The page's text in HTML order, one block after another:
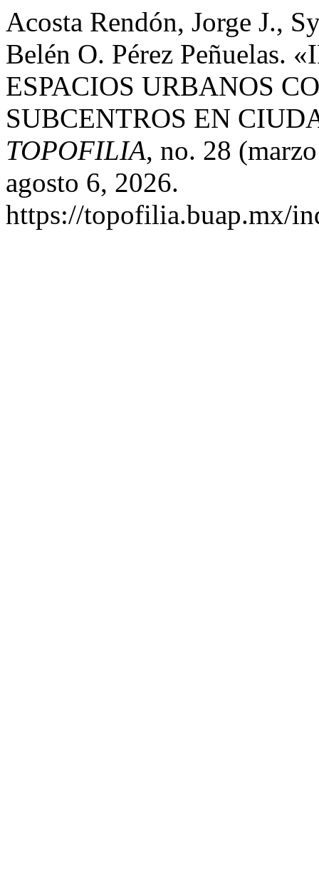
Acosta Rendón, Jorge J.,
Belén O. Pérez Peñuelas.
ESPACIOS URBANOS
SUBCENTROS EN
TOPOFILIA, no. 28
agosto 6, 2026.
https://topofilia.buap.mx/